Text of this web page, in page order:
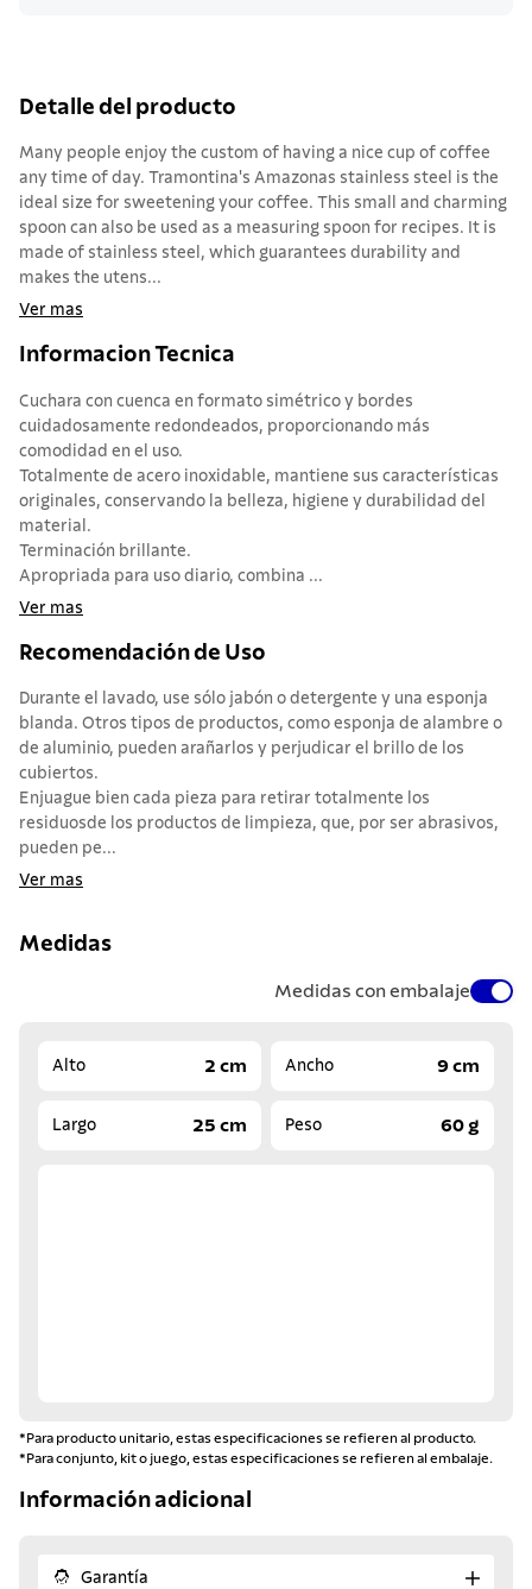
Detalle del producto
Many people enjoy the custom of having a nice cup of coffee
any time of day. Tramontina's Amazonas stainless steel is the
ideal size for sweetening your coffee. This small and charming
spoon can also be used as a measuring spoon for recipes. It is
made of stainless steel, which guarantees durability and
makes the utens...
Ver mas
Informacion Tecnica
Cuchara con cuenca en formato simétrico y bordes
cuidadosamente redondeados, proporcionando más
comodidad en el uso.
Totalmente de acero inoxidable, mantiene sus características
originales, conservando la belleza, higiene y durabilidad del
material.
Terminación brillante.
Apropriada para uso diario, combina ...
Ver mas
Recomendación de Uso
Durante el lavado, use sólo jabón o detergente y una esponja
blanda. Otros tipos de productos, como esponja de alambre o
de aluminio, pueden arañarlos y perjudicar el brillo de los
cubiertos.
Enjuague bien cada pieza para retirar totalmente los
residuosde los productos de limpieza, que, por ser abrasivos,
pueden pe...
Ver mas
Medidas
Medidas con embalaje
Alto 2 cm Ancho 9 cm
Largo 25 cm Peso 60 g
*Para producto unitario, estas especificaciones se refieren al producto.
*Para conjunto, kit o juego, estas especificaciones se refieren al embalaje.
Información adicional
Garantía